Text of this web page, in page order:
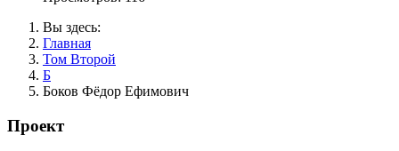
Вы здесь:
Главная
Том Второй
Б
Боков Фёдор Ефимович
Проект